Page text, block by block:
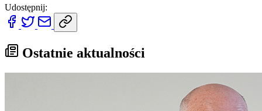
Udostępnij:
Ostatnie aktualności